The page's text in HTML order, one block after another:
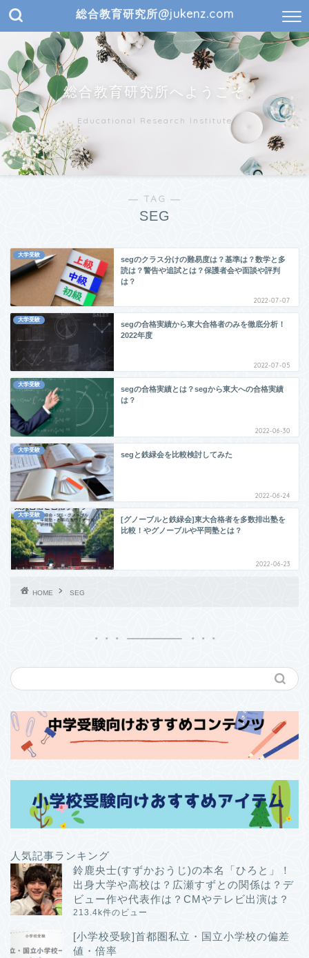
総合教育研究所@jukenz.com
総合教育研究所へようこそ
Educational Research Institute
― TAG ―
SEG
大学受験
segのクラス分けの難易度は？基準は？数学と多
読は？警告や追試とは？保護者会や面談や評判
は？
2022-07-07
大学受験
segの合格実績から東大合格者のみを徹底分析！
2022年度
2022-07-05
大学受験
segの合格実績とは？segから東大への合格実績
は？
2022-06-30
大学受験
segと鉄緑会を比較検討してみた
2022-06-24
大学受験
[グノーブルと鉄緑会]東大合格者を多数排出塾を
比較！やグノーブルや平岡塾とは？
2022-06-23
HOME SEG
人気記事ランキング
鈴鹿央士(すずかおうじ)の本名「ひろと」！
出身大学や高校は？広瀬すずとの関係は？デ
ビュー作や代表作は？CMやテレビ出演は？
213.4k件のビュー
[小学校受験]首都圏私立・国立小学校の偏差
値・倍率